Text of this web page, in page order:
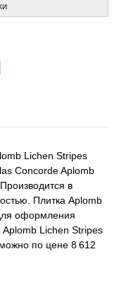
Lichen Stripes
Concorde Aplomb
в
Плитка Aplomb
оформления
Aplomb Lichen Stripes
по цене 8 612